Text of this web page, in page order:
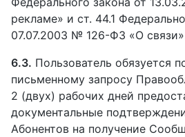
рекламе» и ст. 44.1
07.07.2003 № 126-ФЗ «О
6.3. Пользователь обязуется
письменному запросу
2 (двух) рабочих дней
документальные
Абонентов на получение